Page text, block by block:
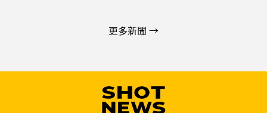
更多新聞 →